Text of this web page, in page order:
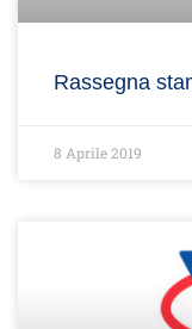
Rassegna
8 Aprile 2019